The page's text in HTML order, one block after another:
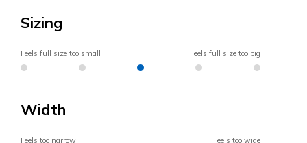
Sizing
Feels full size too small Feels full size too big
Width
Feels too narrow Feels too wide